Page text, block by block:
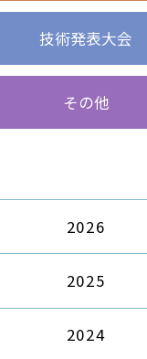
技術発表大会
その他
2026
2025
2024